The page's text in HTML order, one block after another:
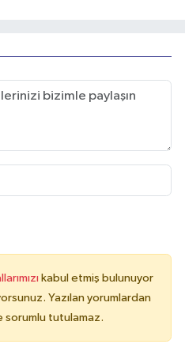
kabul etmiş bulunuyor
Yazılan yorumlardan
sorumlu tutulamaz.